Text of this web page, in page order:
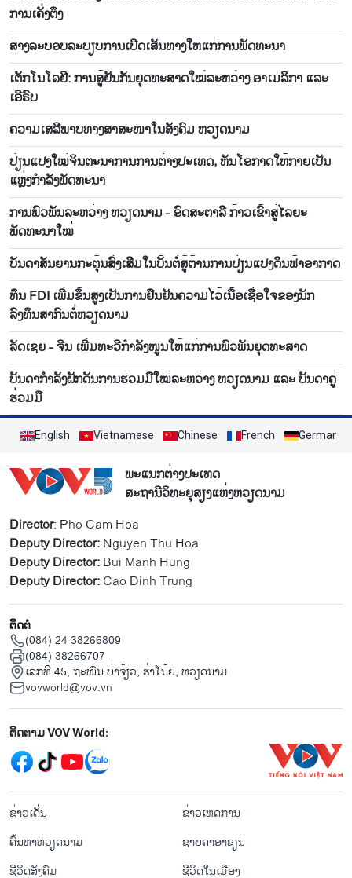
ການ​ເຄັ່ງ​ຕຶງ
ສ້າງ​ລະ​ບອບ​ລະ​ບຽບ​ການ​ເປີດ​ເສັ້ນ​ທາງ​ໃຫ້​ແກ່​ການ​ພັດ​ທະ​ນາ
ເຕັກ​ໂນ​ໂລ​ຢີ: ການ​ສູ້​ຢັນ​ກັນ​ຍຸດ​ທະ​ສາດ​ໃໝ່​ລະ​ຫວ່າງ ອາ​ເມ​ລິ​ກາ ແລະ
ເອີ​ຣົບ
ຄວາມ​ເສ​ລີ​ພາບ​ທາງສາ​ສະ​ໜາ​ໃນ​ສັງ​ຄົມ ຫວຽດ​ນາມ
ປ່ຽນແປງໃໝ່ຈິນຕະນາການການຕ່າງປະເທດ, ຫັນໂອກາດໃຫ້ກາຍເປັນ
ແຫຼ່ງກຳລັງພັດທະນາ
ການພົວພັນລະຫວ່າງ ຫວຽດນາມ - ອົດສະຕາລີ ກ້າວເຂົ້າສູ່ໄລຍະ
ພັດທະນາໃໝ່
ບັນ​ດາ​ສັນ​ຍານກະ​ຕຸ້ນ​ສົ່ງ​ເສີມ​ໃນ​ບັ້ນ​ຕໍ່​ສູ້​ຕ້ານ​ການ​ປ່ຽນ​ແປງ​ດິນ​ຟ້າ​ອາ​ກາດ
ທຶນ FDI ເພີ່ມຂຶ້ນສູງເປັນການຢືນຢັນຄວາມໄວ້ເນື້ອເຊື່ອໃຈຂອງນັກ
ລົງທຶນສາກົນຕໍ່ຫວຽດນາມ
ລັດເຊຍ - ຈີນ ເພີ່ມທະວີກຳລັງໜູນໃຫ້ແກ່ການພົວພັນຍຸດທະສາດ
ບັນ​ດາ​ກຳ​ລັງ​ຝັກ​ດັນ​ການ​ຮ່ວມ​ມື​ໃໝ່​ລະ​ຫວ່າງ ຫວຽດ​ນາມ ແລະ ບັນ​ດາ​ຄູ່​
ຮ່ວມ​ມື
English Vietnamese Chinese French German
ພະແນກຕ່າງປະເທດ
ສະຖານີວິທະຍຸສຽງແຫ່ງຫວຽດນາມ
Director: Pho Cam Hoa
Deputy Director:Nguyen Thu Hoa
Deputy Director:Bui Manh Hung
Deputy Director:Cao Dinh Trung
ຕິດຕໍ່
(084) 24 38266809
(084) 38266707
ເລກທີ 45, ຖະໜົນ ບ່າ​ຈ້ຽວ, ຮ່າ​ໂນ້ຍ, ຫວຽດນາມ
vovworld@vov.vn
Mạng xã hội
ຕິດຕາມ VOV World:
menu footer tiếng Lào
ຂ່າວເດັ່ນ
ຂ່າວເຫດການ
ຄົ້ນຫາຫວຽດນາມ
ຊາຍຄາອາຊຽນ
ຊີ​ວິດ​ສັງ​ຄົມ
ຊີ​ວິດ​ໃນ​ເມືອງ